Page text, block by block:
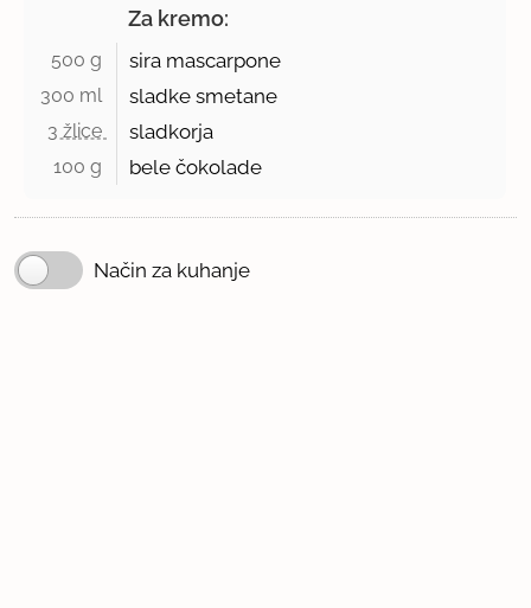
Za kremo:
500 g sira mascarpone
300 ml sladke smetane
3 žlice sladkorja
100 g bele čokolade
Način za kuhanje